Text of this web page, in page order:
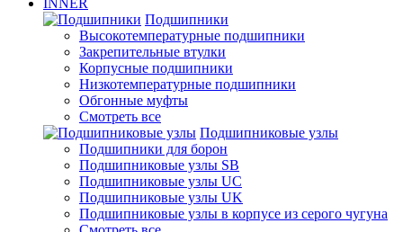
INNER
Подшипники
Высокотемпературные подшипники
Закрепительные втулки
Корпусные подшипники
Низкотемпературные подшипники
Обгонные муфты
Смотреть все
Подшипниковые узлы
Подшипники для борон
Подшипниковые узлы SB
Подшипниковые узлы UC
Подшипниковые узлы UK
Подшипниковые узлы в корпусе из серого чугуна